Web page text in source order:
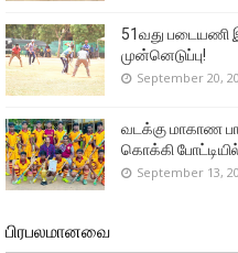
51வது படையணி
முன்னெடுப்பு!
September 20,
வடக்கு மாகாண
கொக்கி
September 13,
பிரபலமானவை